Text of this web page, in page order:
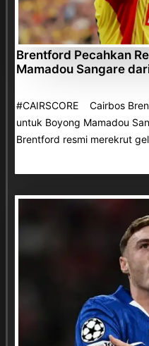
Brentford Pecahkan
Mamadou Sangare
#CAIRSCORE Cairbos
untuk Boyong Mamadou
Brentford resmi merekrut